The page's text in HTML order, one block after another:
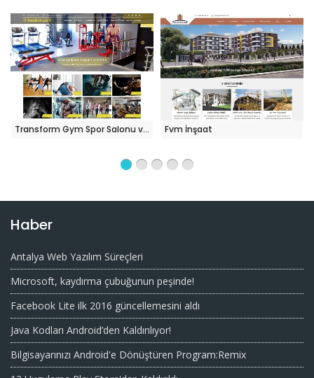
Transform Gym Spor Salonu ve Fitness Merkezi Fvm İnşaat
Haber
Antalya Web Yazılım Süreçleri
Microsoft, kaydırma çubuğunun peşinde!
Facebook Lite ilk 2016 güncellemesini aldı
Java Kodları Android’den Kaldırılıyor!
Bilgisayarınızı Android'e Dönüştüren Program:Remix